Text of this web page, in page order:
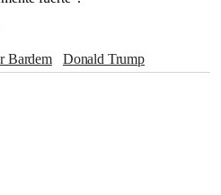
Bardem
Donald Trump